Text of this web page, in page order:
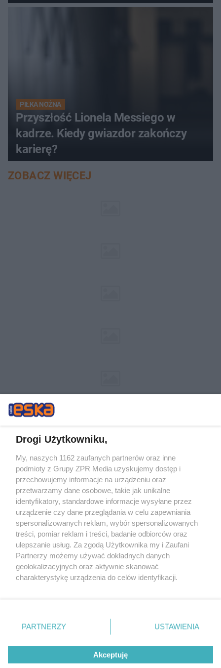
PIŁKA NOŻNA
Przyszłość Lionela Messiego w
kadrze. Kiedy gwiazdor zakończy
karierę?
ZOBACZ WIĘCEJ
Żaden utwór zamieszczony w serwisie nie może być powielany i
rozpowszechniany lub dalej rozpowszechniany w jakikolwiek sposób (w
tym także elektroniczny lub mechaniczny) na jakimkolwiek polu
eksploatacji w jakiejkolwiek formie, włącznie z umieszczaniem w
Internecie bez pisemnej zgody właściciela praw. Jakiekolwiek użycie lub
wykorzystanie utworów w całości lub w części z naruszeniem prawa,
tzn. bez właściwej zgody, jest zabronione pod groźbą kary i może być
ścigane prawnie.
© 2026 Grupa ZPR Media
Drogi Użytkowniku,
My, naszych 1162 zaufanych partnerów oraz inne
podmioty z Grupy ZPR Media uzyskujemy dostęp i
przechowujemy informacje na urządzeniu oraz
przetwarzamy dane osobowe, takie jak unikalne
identyfikatory, standardowe informacje wysyłane przez
urządzenie czy dane przeglądania w celu zapewniania
spersonalizowanych reklam, wybór spersonalizowanych
treści, pomiar reklam i treści, badanie odbiorców oraz
ulepszanie usług. Za zgodą Użytkownika my i Zaufani
Partnerzy możemy używać dokładnych danych
geolokalizacyjnych oraz aktywnie skanować
charakterystykę urządzenia do celów identyfikacji.
zmienić/wycofać klikając przycisk ustawień prywatności
znajdujący się w lewym dolnym rogu strony
rodzaje przetwarzania danych nie wymagają zgody
użytkownika, ale masz prawo sprzeciwić się takiemu
przetwarzaniu. Preferencje będą miały zastosowanie tylko
PARTNERZY USTAWIENIA
Akceptuję